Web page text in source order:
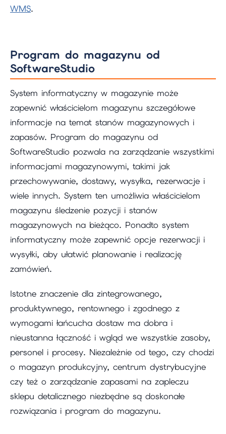
WMS.
Program do magazynu od
SoftwareStudio
System informatyczny w magazynie może
zapewnić właścicielom magazynu szczegółowe
informacje na temat stanów magazynowych i
zapasów. Program do magazynu od
SoftwareStudio pozwala na zarządzanie wszystkimi
informacjami magazynowymi, takimi jak
przechowywanie, dostawy, wysyłka, rezerwacje i
wiele innych. System ten umożliwia właścicielom
magazynu śledzenie pozycji i stanów
magazynowych na bieżąco. Ponadto system
informatyczny może zapewnić opcje rezerwacji i
wysyłki, aby ułatwić planowanie i realizację
zamówień.
Istotne znaczenie dla zintegrowanego,
produktywnego, rentownego i zgodnego z
wymogami łańcucha dostaw ma dobra i
nieustanna łączność i wgląd we wszystkie zasoby,
personel i procesy. Niezależnie od tego, czy chodzi
o magazyn produkcyjny, centrum dystrybucyjne
czy też o zarządzanie zapasami na zapleczu
sklepu detalicznego niezbędne są doskonałe
rozwiązania i program do magazynu.